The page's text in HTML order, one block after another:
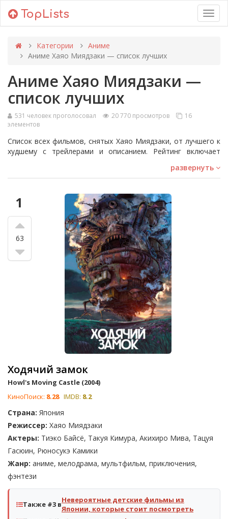
TopLists
Категории
Аниме
Аниме Хаяо Миядзаки — список лучших
Аниме Хаяо Миядзаки —
список лучших
531 человек проголосовал 20 770 просмотров
16
элементов
Список всех фильмов, снятых Хаяо Миядзаки, от лучшего к
худшему с трейлерами и описанием. Рейтинг включает
Мононоке» и многое другое. Если вы хотите познакомиться
с творчеством этого режиссерра, этот список является
отличной отправной точкой. Голосуйте за лучшие аниме,
чтобы поднять их в топе!
развернуть
1
63
Ходячий замок
Howl's Moving Castle (2004)
КиноПоиск: 8.28 IMDB: 8.2
Страна: Япония
Режиссер: Хаяо Миядзаки
Актеры: Тиэко Байсё, Такуя Кимура, Акихиро Мива, Тацуя
Гасюин, Рюносукэ Камики
Жанр: аниме, мелодрама, мультфильм, приключения,
фэнтези
Также #3 вНевероятные детские фильмы из
Японии, которые стоит посмотреть